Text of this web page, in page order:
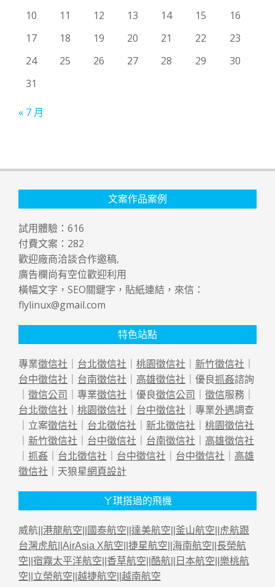
10
11 12 13 14 15
16
17
18 19 20 21 22
23
24
25 26 27 28 29
30
31
« 7 月
文案作品案例
試用體驗： 616
付費文案： 282
歡迎廠商洽談合作邀稿,
廣告欄尚有空位歡迎利用
橫幅文字，SEO關鍵字，貼紙連結，來信：
flylinux@gmail.com
特色站點
專業徵信社 ｜ 台北徵信社 ｜ 桃園徵信社 ｜ 新竹徵信社 ｜
台中徵信社 ｜ 台南徵信社 ｜ 高雄徵信社 ｜優良抓姦諮詢
｜ 徵信公司 ｜專業徵信社 ｜優良徵信公司 ｜ 徵信服務｜
台北徵信社 ｜ 桃園徵信社 ｜ 台中徵信社 ｜專業外遇調查
｜立案徵信社 ｜ 台北徵信社 ｜ 新北徵信社 ｜ 桃園徵信社
｜ 新竹徵信社 ｜ 台中徵信社 ｜ 台南徵信社 ｜ 高雄徵信社
｜ 抓姦 ｜ 台北徵信社 ｜ 台中徵信社 ｜ 台中徵信社 ｜ 高雄
徵信社 ｜天狼星網頁設計
ㄚ琪搭過的飛機
威航|| 港龍航空 國泰航空 達美航空 釜山航空
虎航跟
台灣虎航 AirAsia X航空 捷星航空 海南航空 長榮航
空 宿霧太平洋航空 香草航空 酷航 日本航空 樂桃航
空 立榮航空 越捷航空 越南航空